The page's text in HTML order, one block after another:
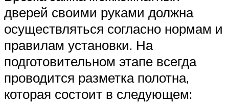
дверей своими руками должна
осуществляться согласно нормам и
правилам установки. На
подготовительном этапе всегда
проводится разметка полотна,
которая состоит в следующем: